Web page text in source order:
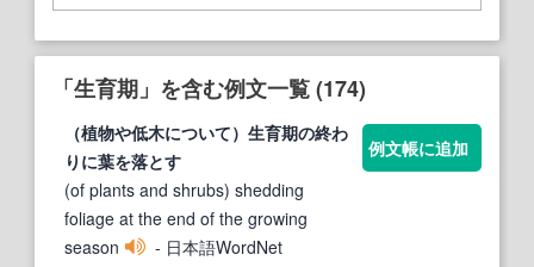
「生育期」を含む例文一覧 (174)
（植物や低木について） 生育期の終わ
りに葉を落とす
(of plants and shrubs) shedding
foliage at the end of the growing
season
- 日本語WordNet
例文帳に追加